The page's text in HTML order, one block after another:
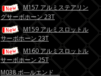
M157 アルミステアリン
グサーボホーン 23T
M159 アルミスロットル
サーボホーン 23T
M160 アルミスロットル
サーボホーン 25T
M038 ボ―ルエンド